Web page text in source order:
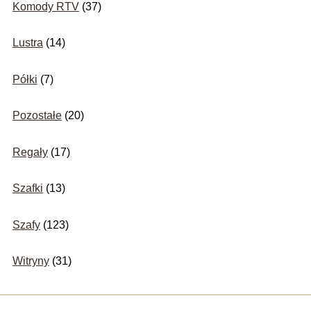
Komody RTV (37)
Lustra (14)
Półki (7)
Pozostałe (20)
Regały (17)
Szafki (13)
Szafy (123)
Witryny (31)